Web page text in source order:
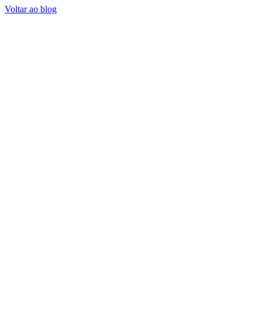
Voltar ao blog